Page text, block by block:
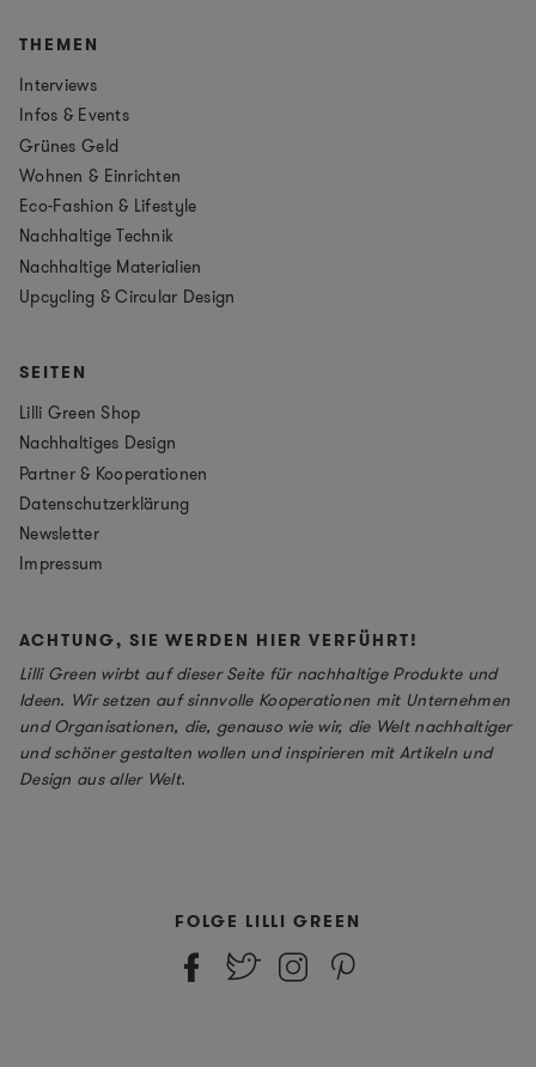
THEMEN
Interviews
Infos & Events
Grünes Geld
Wohnen & Einrichten
Eco-Fashion & Lifestyle
Nachhaltige Technik
Nachhaltige Materialien
Upcycling & Circular Design
SEITEN
Lilli Green Shop
Nachhaltiges Design
Partner & Kooperationen
Datenschutzerklärung
Newsletter
Impressum
ACHTUNG, SIE WERDEN HIER VERFÜHRT!
Lilli Green wirbt auf dieser Seite für nachhaltige Produkte und
Ideen. Wir setzen auf sinnvolle Kooperationen mit Unternehmen
und Organisationen, die, genauso wie wir, die Welt nachhaltiger
und schöner gestalten wollen und inspirieren mit Artikeln und
Design aus aller Welt.
FOLGE LILLI GREEN